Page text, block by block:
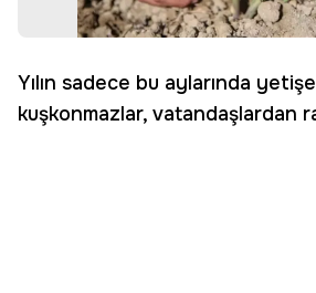
Yılın sadece bu aylarında
kuşkonmazlar, vatandaşlardan